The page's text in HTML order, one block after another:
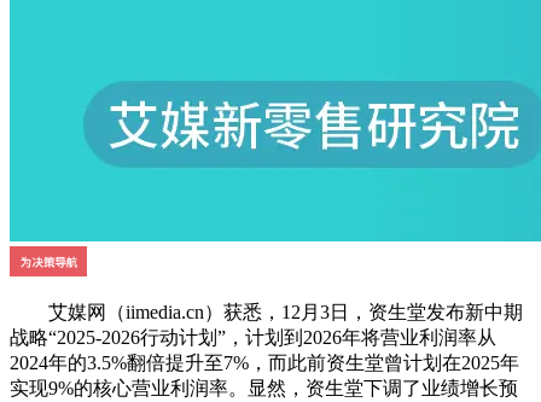
艾媒网（iimedia.cn）获悉，12月3日，资生堂发布新中期
战略“2025-2026行动计划”，计划到2026年将营业利润率从
2024年的3.5%翻倍提升至7%，而此前资生堂曾计划在2025年
实现9%的核心营业利润率。显然，资生堂下调了业绩增长预